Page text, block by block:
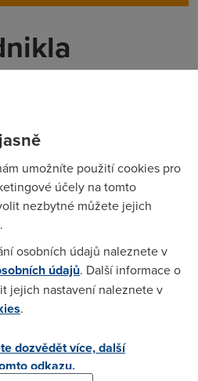
zásah na
kolejích
U:fon zvyšuje datové limity a
potíže s elektřinou za
laptopů to zkouší s
se už rýsuje ― a více...
kb936929-sp3-x86-enu.exe
at je to trochu
umožníte použití cookies pro
účely na tomto
nezbytné můžete jejich
osobních údajů naleznete v
údajů. Další informace o
jejich nastavení naleznete v
.
dozvědět více, další
odkazu.